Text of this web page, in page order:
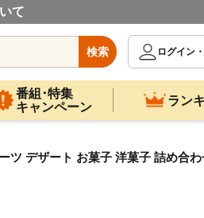
て
検索
ログイン
番組･特集
キャンペーン
ラン
デザート お菓子 洋菓子 詰め合